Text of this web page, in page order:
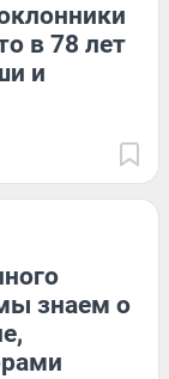
в 78 лет
и
знаем о